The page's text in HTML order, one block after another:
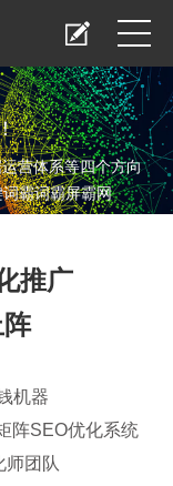
营体系等四个方向
霸词霸屏霸网
推广
机器
阵SEO优化系统
师团队